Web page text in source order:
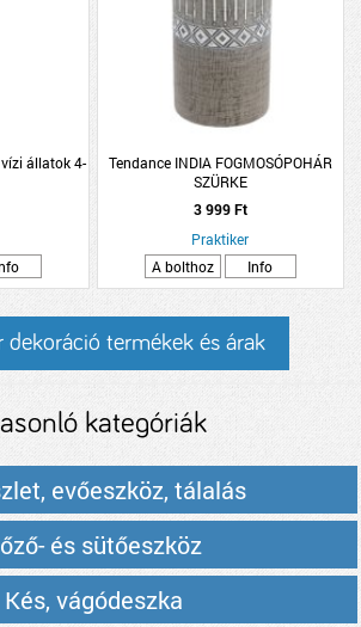
állatok 4-
Tendance INDIA FOGMOSÓPOHÁR
SZÜRKE
3 999 Ft
Praktiker
A bolthoz
Info
dekoráció termékek és árak
kategóriák
evőeszköz, tálalás
és sütőeszköz
Kés, vágódeszka